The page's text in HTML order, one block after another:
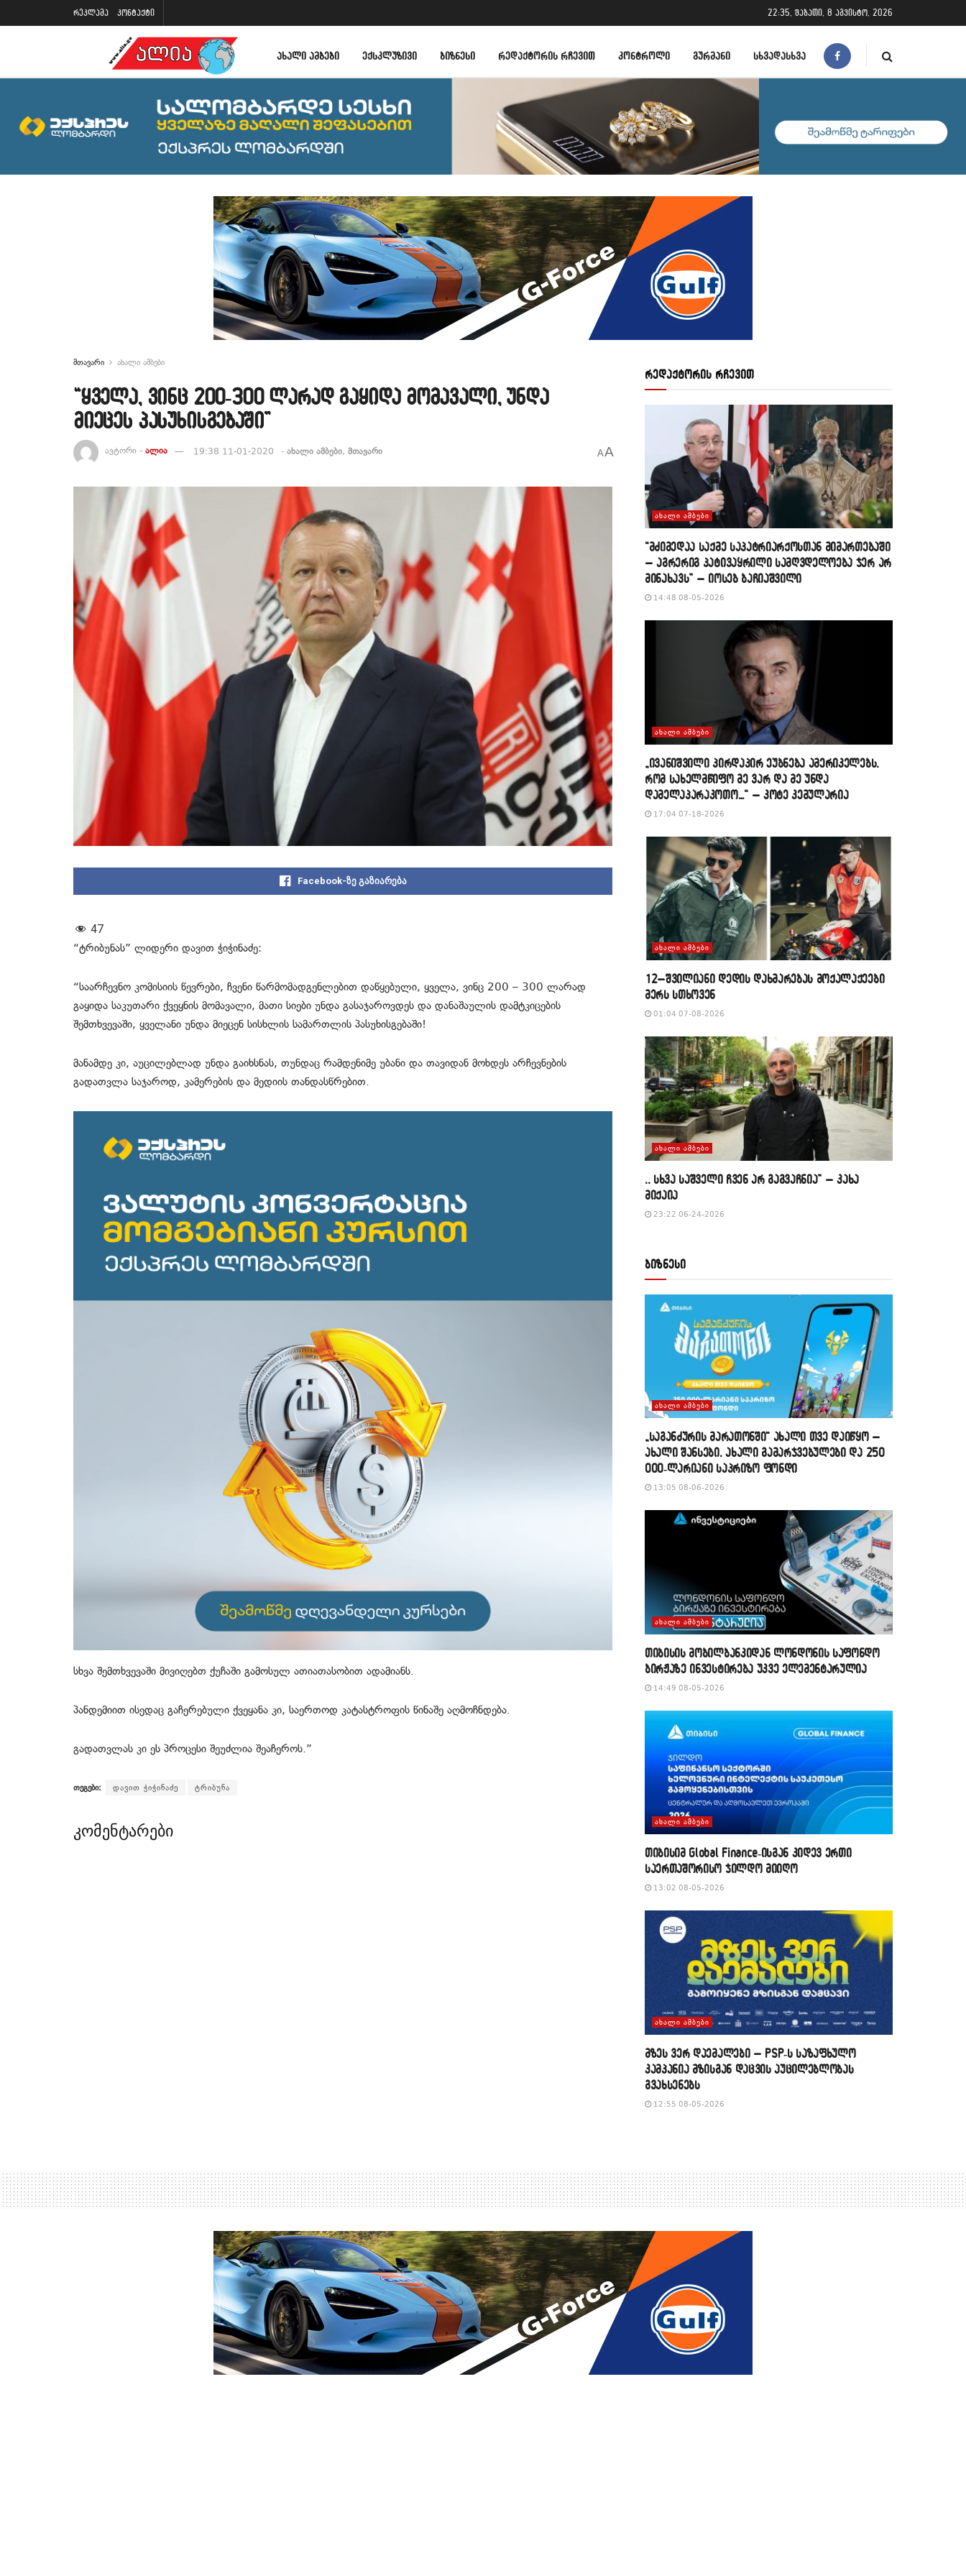
რეკლამა კონტაქტი 22:35, შაბათი, 8 აგვისტო, 2026
ᲐᲮᲐᲚᲘ ᲐᲛᲑᲔᲑᲘ ᲔᲥᲡᲙᲚᲣᲖᲘᲕᲘ ᲑᲘᲖᲜᲔᲡᲘ ᲠᲔᲓᲐᲥᲢᲝᲠᲘᲡ ᲠᲩᲔᲕᲘᲗ ᲙᲝᲜᲢᲠᲝᲚᲘ ᲒᲣᲠᲛᲐᲜᲘ ᲡᲮᲕᲐᲓᲐᲡᲮᲕᲐ
მთავარი ახალი ამბები
“ყველა, ვინც 200-300 ლარად გაყიდა მომავალი, უნდა
მიეცეს პასუხისგებაში”
ავტორი - ალია 19:38 11-01-2020 - ახალი ამბები, მთავარი AA
Facebook-ზე გაზიარება
47
“ტრიბუნას” ლიდერი დავით ჭიჭინაძე:
“საარჩევნო კომისიის წევრები, ჩვენი წარმომადგენლებით დაწყებული, ყველა, ვინც 200 – 300 ლარად
გაყიდა საკუთარი ქვეყნის მომავალი, მათი სიები უნდა გასაჯაროვდეს და დანაშაულის დამტკიცების
შემთხვევაში, ყველანი უნდა მიეცენ სისხლის სამართლის პასუხისგებაში!
მანამდე კი, აუცილებლად უნდა გაიხსნას, თუნდაც რამდენიმე უბანი და თავიდან მოხდეს არჩევნების
გადათვლა საჯაროდ, კამერების და მედიის თანდასწრებით.
სხვა შემთხვევაში მივიღებთ ქუჩაში გამოსულ ათიათასობით ადამიანს.
პანდემიით ისედაც გაჩერებული ქვეყანა კი, საერთოდ კატასტროფის წინაშე აღმოჩნდება.
გადათვლას კი ეს პროცესი შეუძლია შეაჩეროს.”
თეგები: დავით ჭიჭინაძე ტრიბუნა
კომენტარები
რედაქტორის რჩევით
ᲐᲮᲐᲚᲘ ᲐᲛᲑᲔᲑᲘ
“მძიმედაა საქმე საპატრიარქოსთან მიმართებაში
– აგრერიგ პატივაყრილი სამღვდელოება ჯერ არ
მინახავს” – იოსებ ბაჩიაშვილი
14:48 08-05-2026
ᲐᲮᲐᲚᲘ ᲐᲛᲑᲔᲑᲘ
„ივანიშვილი პირდაპირ ეუბნება ამერიკელებს,
რომ სახელმწიფო მე ვარ და მე უნდა
დამელაპარაკოთო…“ – კოტე კემულარია
17:04 07-18-2026
ᲐᲮᲐᲚᲘ ᲐᲛᲑᲔᲑᲘ
12–შვილიანი დედის დახმარებას მოქალაქეები
მერს სთხოვენ
01:04 07-08-2026
ᲐᲮᲐᲚᲘ ᲐᲛᲑᲔᲑᲘ
,, სხვა საშველი ჩვენ არ გაგვაჩნია” – კახა
მიქაია
23:22 06-24-2026
ბიზნესი
ᲐᲮᲐᲚᲘ ᲐᲛᲑᲔᲑᲘ
„საგანძურის მარათონში“ ახალი თვე დაიწყო –
ახალი შანსები, ახალი გამარჯვებულები და 250
000-ლარიანი საპრიზო ფონდი
13:05 08-06-2026
ᲐᲮᲐᲚᲘ ᲐᲛᲑᲔᲑᲘ
თიბისის მობილბანკიდან ლონდონის საფონდო
ბირჟაზე ინვესტირება უკვე ელემენტარულია
14:49 08-05-2026
ᲐᲮᲐᲚᲘ ᲐᲛᲑᲔᲑᲘ
თიბისიმ Global Finance-ისგან კიდევ ერთი
საერთაშორისო ჯილდო მიიღო
13:02 08-05-2026
ᲐᲮᲐᲚᲘ ᲐᲛᲑᲔᲑᲘ
მზეს ვერ დაემალები – PSP-ს საზაფხულო
კამპანია მზისგან დაცვის აუცილებლობას
გვახსენებს
12:55 08-05-2026